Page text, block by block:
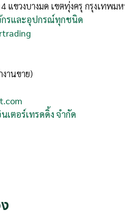
แขวงบางมด เขตทุ่งครุ กรุงเทพม
กรและอุปกรณ์ทุกชนิด
านขาย)
เตอร์เทรดดิ้ง จำกัด